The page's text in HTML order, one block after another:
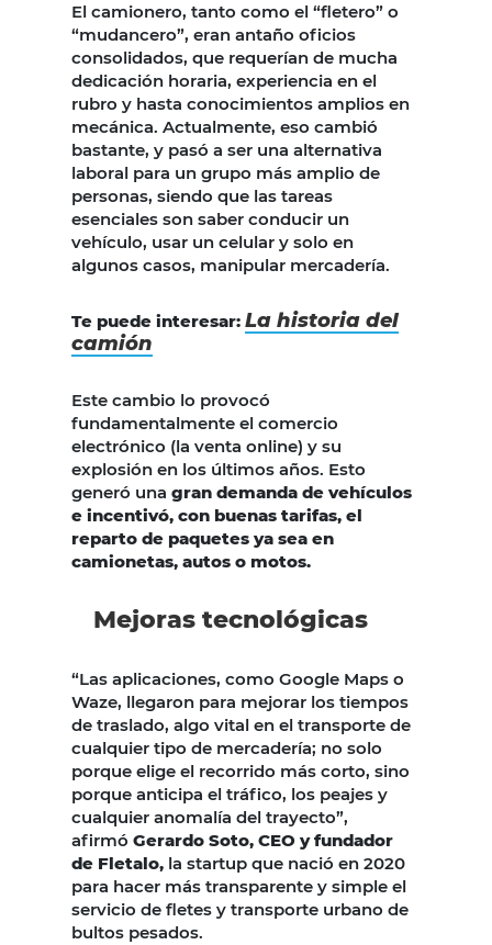
El camionero, tanto como el “fletero” o
“mudancero”, eran antaño oficios
consolidados, que requerían de mucha
dedicación horaria, experiencia en el
rubro y hasta conocimientos amplios en
mecánica. Actualmente, eso cambió
bastante, y pasó a ser una alternativa
laboral para un grupo más amplio de
personas, siendo que las tareas
esenciales son saber conducir un
vehículo, usar un celular y solo en
algunos casos, manipular mercadería.
Te puede interesar: La historia del
camión
Este cambio lo provocó
fundamentalmente el comercio
electrónico (la venta online) y su
explosión en los últimos años. Esto
generó una gran demanda de vehículos
e incentivó, con buenas tarifas, el
reparto de paquetes ya sea en
camionetas, autos o motos.
Mejoras tecnológicas
“Las aplicaciones, como Google Maps o
Waze, llegaron para mejorar los tiempos
de traslado, algo vital en el transporte de
cualquier tipo de mercadería; no solo
porque elige el recorrido más corto, sino
porque anticipa el tráfico, los peajes y
cualquier anomalía del trayecto”,
afirmó Gerardo Soto, CEO y fundador
de Fletalo, la startup que nació en 2020
para hacer más transparente y simple el
servicio de fletes y transporte urbano de
bultos pesados.